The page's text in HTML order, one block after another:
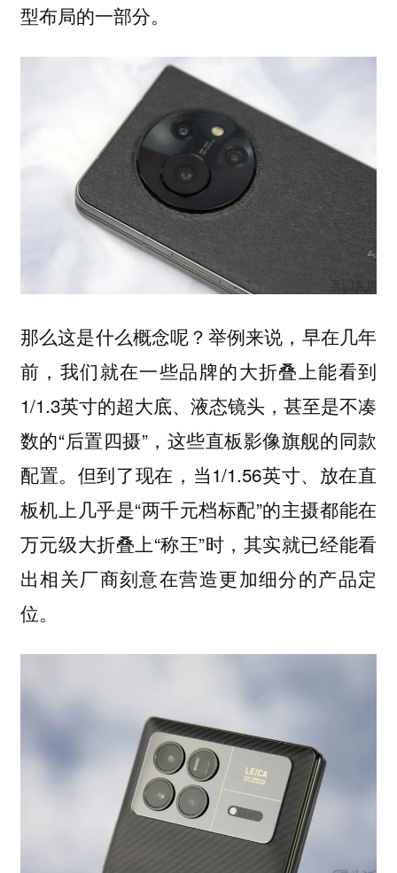
型布局的一部分。
那么这是什么概念呢？举例来说，早在几年
前，我们就在一些品牌的大折叠上能看到
1/1.3英寸的超大底、液态镜头，甚至是不凑
数的“后置四摄”，这些直板影像旗舰的同款
配置。但到了现在，当1/1.56英寸、放在直
板机上几乎是“两千元档标配”的主摄都能在
万元级大折叠上“称王”时，其实就已经能看
出相关厂商刻意在营造更加细分的产品定
位。